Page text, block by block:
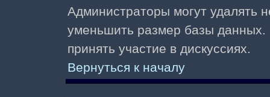
Администраторы могут удалять
уменьшить размер базы данных.
принять участие в дискуссиях.
Вернуться к началу